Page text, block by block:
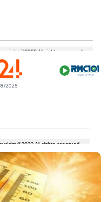
2026